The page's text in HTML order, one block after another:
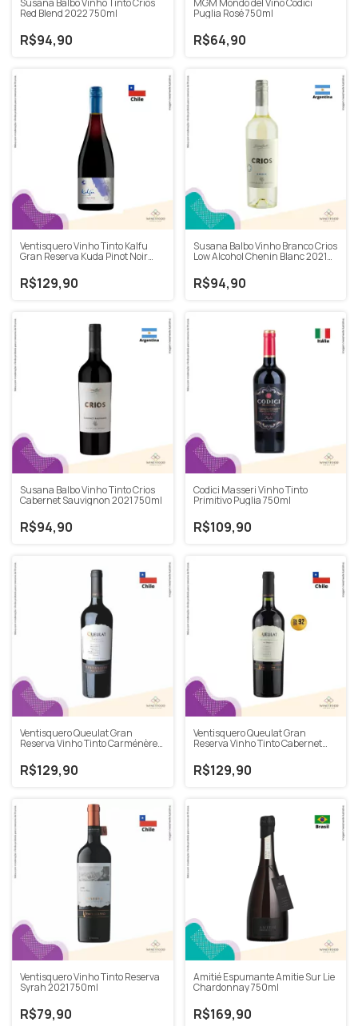
Susana Balbo Vinho Tinto Crios
Red Blend 2022 750ml
R$94,90
MGM Mondo del Vino Codici
Puglia Rosé 750ml
R$64,90
Ventisquero Vinho Tinto Kalfu
Gran Reserva Kuda Pinot Noir
R$129,90
Susana Balbo Vinho Branco Crios
Low Alcohol Chenin Blanc 2021
R$94,90
Susana Balbo Vinho Tinto Crios
Cabernet Sauvignon 2021 750ml
R$94,90
Codici Masseri Vinho Tinto
Primitivo Puglia 750ml
R$109,90
Ventisquero Queulat Gran
Reserva Vinho Tinto Carménère
R$129,90
Ventisquero Queulat Gran
Reserva Vinho Tinto Cabernet
R$129,90
Ventisquero Vinho Tinto Reserva
Syrah 2021 750ml
R$79,90
Amitié Espumante Amitie Sur Lie
Chardonnay 750ml
R$169,90